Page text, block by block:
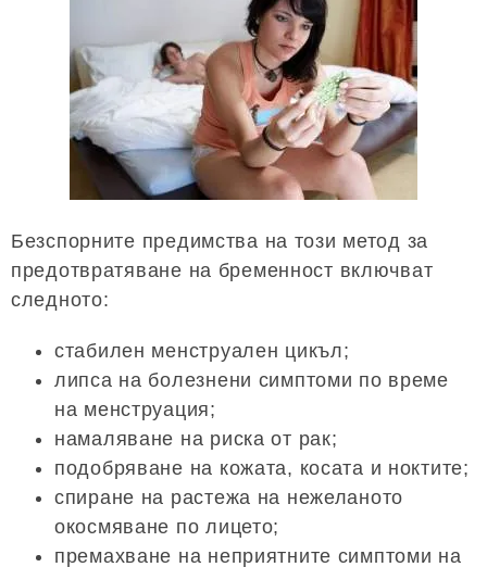
Безспорните предимства на този метод за
предотвратяване на бременност включват
следното:
стабилен менструален цикъл;
липса на болезнени симптоми по време
на менструация;
намаляване на риска от рак;
подобряване на кожата, косата и ноктите;
спиране на растежа на нежеланото
окосмяване по лицето;
премахване на неприятните симптоми на